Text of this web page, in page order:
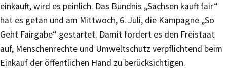
einkauft, wird es peinlich. Das Bündnis „Sachsen kauft fair“
hat es getan und am Mittwoch, 6. Juli, die Kampagne „So
Geht Fairgabe“ gestartet. Damit fordert es den Freistaat
auf, Menschenrechte und Umweltschutz verpflichtend beim
Einkauf der öffentlichen Hand zu berücksichtigen.